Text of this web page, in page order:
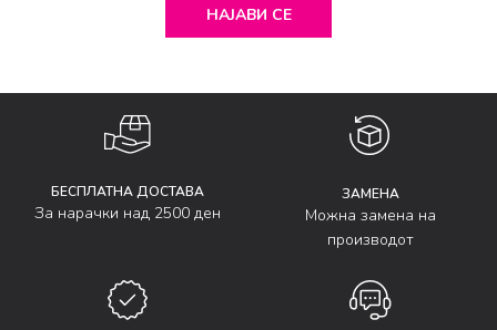
НАЈАВИ СЕ
БЕСПЛАТНА ДОСТАВА
За нарачки над 2500 ден
ЗАМЕНА
Можна замена на
производот